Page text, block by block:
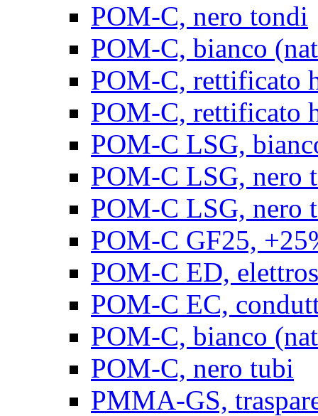
POM-C, nero tondi
POM-C, bianco
POM-C, rettificato
POM-C, rettificato
POM-C LSG,
POM-C LSG, nero
POM-C LSG, nero
POM-C GF25,
POM-C ED,
POM-C EC,
POM-C, bianco
POM-C, nero tubi
PMMA-GS,